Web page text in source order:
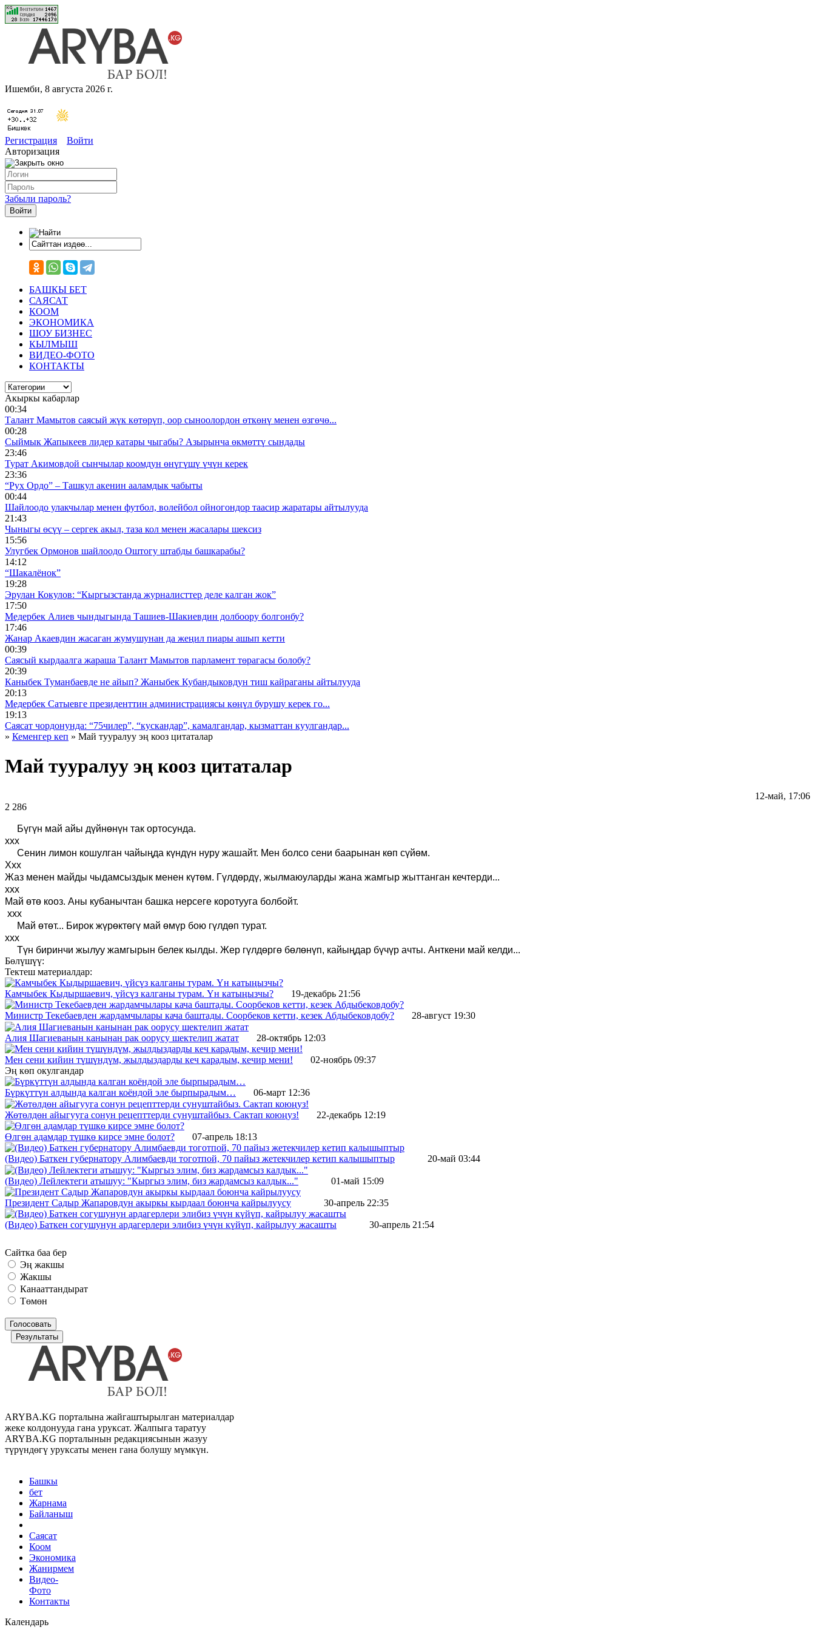
Ишемби, 8 августа 2026 г.
Регистрация
Войти
Авторизация
Забыли пароль?
БАШКЫ БЕТ
САЯСАТ
КООМ
ЭКОНОМИКА
ШОУ БИЗНЕС
КЫЛМЫШ
ВИДЕО-ФОТО
КОНТАКТЫ
Акыркы кабарлар
00:34
Талант Мамытов саясый жүк көтөрүп, оор сыноолордон өткөнү менен өзгөчө...
00:28
Сыймык Жапыкеев лидер катары чыгабы? Азырынча өкмөттү сындады
23:46
Турат Акимовдой сынчылар коомдун өнүгүшү үчүн керек
23:36
“Рух Ордо” – Ташкул акенин ааламдык чабыты
00:44
Шайлоодо улакчылар менен футбол, волейбол ойногондор таасир жаратары айтылууда
21:43
Чыныгы өсүү – сергек акыл, таза кол менен жасалары шексиз
15:56
Улугбек Ормонов шайлоодо Оштогу штабды башкарабы?
14:12
“Шакалёнок”
19:28
Эрулан Кокулов: “Кыргызстанда журналисттер деле калган жок”
17:50
Медербек Алиев чындыгында Ташиев-Шакиевдин долбоору болгонбу?
17:46
Жанар Акаевдин жасаган жумушунан да жеңил пиары ашып кетти
00:39
Саясый кырдаалга жараша Талант Мамытов парламент төрагасы болобу?
20:39
Каныбек Туманбаевде не айып? Жаныбек Кубандыковдун тиш кайраганы айтылууда
20:13
Медербек Сатыевге президенттин администрациясы көңүл бурушу керек го...
19:13
Саясат чордонунда: “75чилер”, “кускандар”, камалгандар, кызматтан куулгандар...
» Кеменгер кеп » Май тууралуу эң кооз цитаталар
Май тууралуу эң кооз цитаталар
12-май, 17:06
2 286 ᠌ ᠌ ᠌ ᠌᠌ ᠌ ᠌᠌
Бүгүн май айы дүйнөнүн так ортосунда.
ххх
Сенин лимон кошулган чайыңда күндүн нуру жашайт. Мен болсо сени баарынан көп сүйөм.
Ххх
Жаз менен майды чыдамсыздык менен күтөм. Гүлдөрдү, жылмаюуларды жана жамгыр жыттанган кечтерди...
ххх
Май өтө кооз. Аны кубанычтан башка нерсеге коротууга болбойт.
ххх
Май өтөт... Бирок жүрөктөгү май өмүр бою гүлдөп турат.
ххх
Түн биринчи жылуу жамгырын белек кылды. Жер гүлдөргө бөлөнүп, кайыңдар бүчүр ачты. Анткени май келди...
Бөлүшүү:
Тектеш материалдар:
Камчыбек Кыдыршаевич, үйсүз калганы турам. Үн катыңызчы? 19-декабрь 21:56
Министр Текебаевден жардамчылары кача баштады. Соорбеков кетти, кезек Абдыбековдобу? 28-август 19:30
Алия Шагиеванын канынан рак оорусу шектелип жатат 28-октябрь 12:03
Мен сени кийин түшүндүм, жылдыздарды кеч карадым, кечир мени!
02-ноябрь 09:37
Эң көп окулгандар
Бүркүттүн алдында калган коёндой эле бырпырадым… 06-март 12:36
Жөтөлдөн айыгууга сонун рецепттерди сунуштайбыз. Сактап коюңуз! 22-декабрь 12:19
Өлгөн адамдар түшкө кирсе эмне болот? 07-апрель 18:13
(Видео) Баткен губернатору Алимбаевди тоготпой, 70 пайыз жетекчилер кетип калышыптыр 20-май 03:44
(Видео) Лейлектеги атышуу: "Кыргыз элим, биз жардамсыз калдык..." 01-май 15:09
Президент Садыр Жапаровдун акыркы кырдаал боюнча кайрылуусу 30-апрель 22:35
(Видео) Баткен согушунун ардагерлери элибиз үчүн күйүп, кайрылуу жасашты 30-апрель 21:54
Сайтка баа бер
Эң жакшы
Жакшы
Канааттандырат
Төмөн
Голосовать
Результаты
ARYBA.KG порталына жайгаштырылган материалдар
жеке колдонууда гана уруксат. Жалпыга таратуу
ARYBA.KG порталынын редакциясынын жазуу
түрүндөгү уруксаты менен гана болушу мүмкүн.
Башкы
бет
Жарнама
Байланыш
Саясат
Коом
Экономика
Жанирмем
Видео-
Фото
Контакты
Календарь